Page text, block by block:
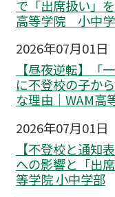
で「出席扱い」
高等学院 小中
2026年07月01日
【昼夜逆転】「
に不登校の子か
な理由｜WAM高
2026年07月01日
【不登校と通知
への影響と「出
等学院 小中学部